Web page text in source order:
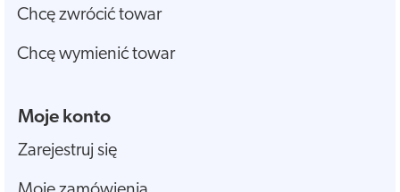
Chcę zwrócić towar
Chcę wymienić towar
Moje konto
Zarejestruj się